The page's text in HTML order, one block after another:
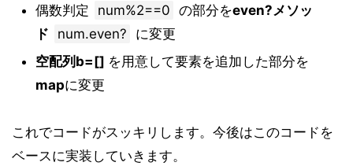
偶数判定
num%2==0 の部分をeven?メソッ
ド
num.even?
に変更
空配列b=[] を用意して要素を追加した部分を
mapに変更
これでコードがスッキリします。今後はこのコードを
ベースに実装していきます。